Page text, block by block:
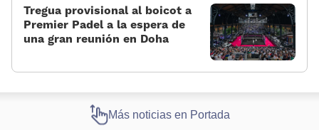
Tregua provisional al boicot a
Premier Padel a la espera de
una gran reunión en Doha
Más noticias en Portada